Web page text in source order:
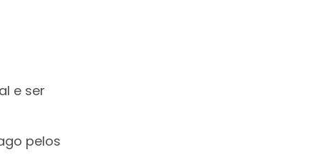
e ser
pelos